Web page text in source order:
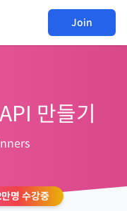
Join
만들기
명 수강중